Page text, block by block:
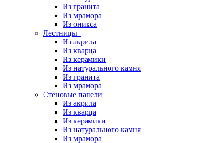
Из гранита
Из мрамора
Из оникса
Лестницы
Из акрила
Из кварца
Из керамики
Из натурального камня
Из гранита
Из мрамора
Стеновые панели
Из акрила
Из кварца
Из керамики
Из натурального камня
Из мрамора